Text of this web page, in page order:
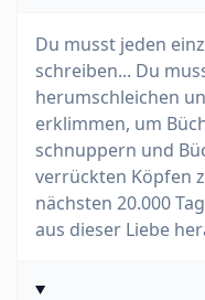
Du musst jeden
schreiben... Du
herumschleichen
erklimmen, um
schnuppern und
verrückten Köpfen
nächsten 20.000
aus dieser Liebe